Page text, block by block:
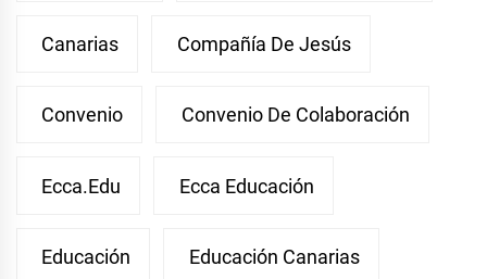
Canarias Compañía De Jesús
Convenio Convenio De Colaboración
Ecca.edu Ecca Educación
Educación Educación Canarias